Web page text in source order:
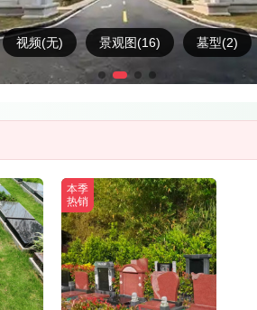
视频(无) 景观图(16) 墓型(2)
本季
热销